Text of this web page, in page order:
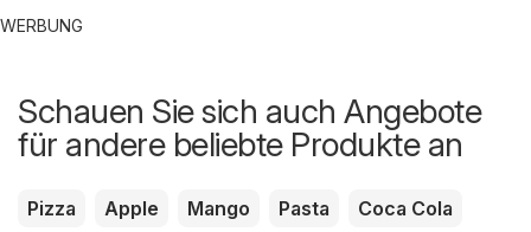
WERBUNG
Schauen Sie sich auch Angebote
für andere beliebte Produkte an
Pizza Apple Mango Pasta
Coca Cola